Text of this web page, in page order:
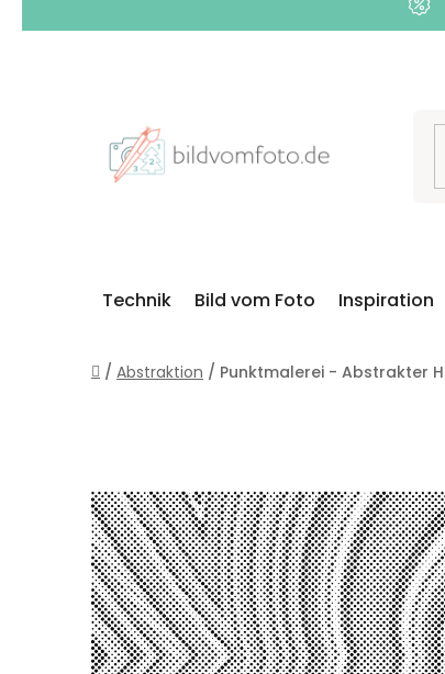
Technik Bild vom Foto Inspiration
Startseite
/ Abstraktion / Punktmalerei - Abstrakter